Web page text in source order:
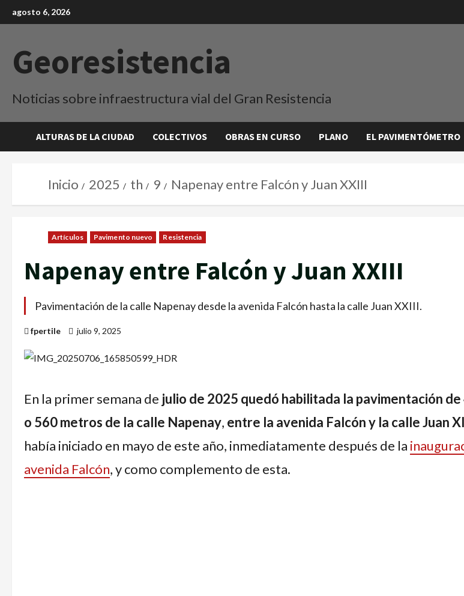
agosto 6, 2026
Georesistencia
Noticias sobre infraestructura vial del Gran Resistencia
ALTURAS DE LA CIUDAD COLECTIVOS OBRAS EN CURSO PLANO EL PAVIMENTÓMETRO
Inicio 2025 th 9 Napenay entre Falcón y Juan XXIII
Artículos Pavimento nuevo Resistencia
Napenay entre Falcón y Juan XXIII
Pavimentación de la calle Napenay desde la avenida Falcón hasta la calle Juan XXIII.
fpertile julio 9, 2025
En la primer semana de julio de 2025 quedó habilitada la pavimentación de
o 560 metros de la calle Napenay, entre la avenida Falcón y la calle Juan
había iniciado en mayo de este año, inmediatamente después de la
avenida Falcón, y como complemento de esta.